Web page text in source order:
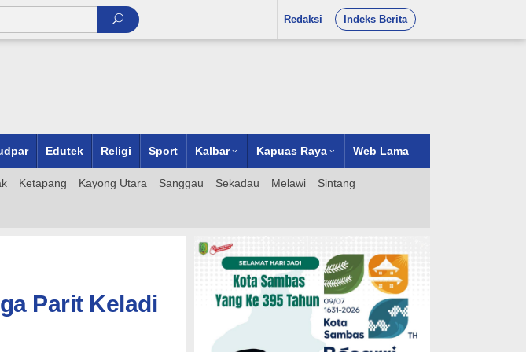
Redaksi Indeks Berita
Edutek Religi Sport Kalbar Kapuas Raya Web Lama
Ketapang Kayong Utara Sanggau Sekadau Melawi Sintang
Parit Keladi